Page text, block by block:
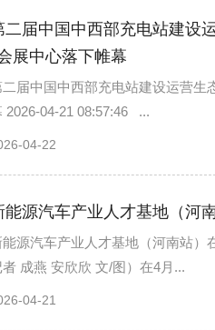
二届中国中西部充电站建设
展中心落下帷幕
二届中国中西部充电站建设运营生
2026-04-21 08:57:46 ...
04-22
能源汽车产业人才基地（河
能源汽车产业人才基地（河南站）
者 成燕 安欣欣 文/图）在4月...
04-21